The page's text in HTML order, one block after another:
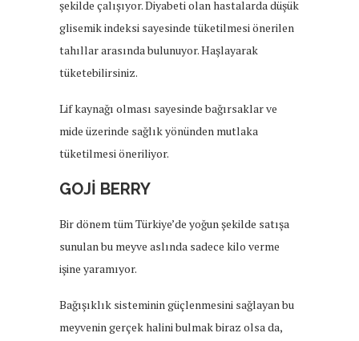
şekilde çalışıyor. Diyabeti olan hastalarda düşük
glisemik indeksi sayesinde tüketilmesi önerilen
tahıllar arasında bulunuyor. Haşlayarak
tüketebilirsiniz.
Lif kaynağı olması sayesinde bağırsaklar ve
mide üzerinde sağlık yönünden mutlaka
tüketilmesi öneriliyor.
GOJİ BERRY
Bir dönem tüm Türkiye’de yoğun şekilde satışa
sunulan bu meyve aslında sadece kilo verme
işine yaramıyor.
Bağışıklık sisteminin güçlenmesini sağlayan bu
meyvenin gerçek halini bulmak biraz olsa da,